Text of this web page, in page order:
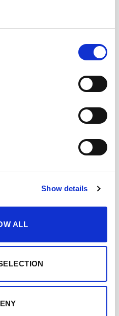
Show details
ALL
un guiño a Luis Caballero
ingrediente principal:
y otro
EUGENIA.
de Berberechos
y cerró con Helado de
Iván Muñoz ideó un Rabo
Lustau – 3 en Rama